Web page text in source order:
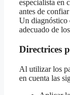
especialista en
antes de
Un diagnóstico
adecuado de
Directrices
Al utilizar los
en cuenta las